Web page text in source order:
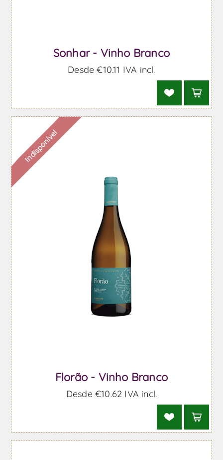
Sonhar - Vinho Branco
Desde €10,11 IVA incl.
Indisponível
Florão - Vinho Branco
Desde €10,62 IVA incl.